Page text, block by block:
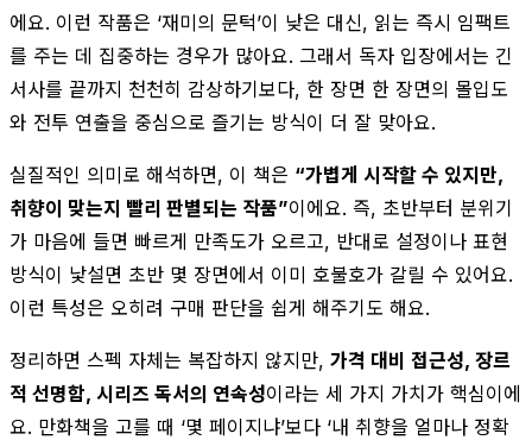
에요. 이런 작품은 ‘재미의 문턱’이 낮은 대신, 읽는 즉시 임팩트
를 주는 데 집중하는 경우가 많아요. 그래서 독자 입장에서는 긴
서사를 끝까지 천천히 감상하기보다, 한 장면 한 장면의 몰입도
와 전투 연출을 중심으로 즐기는 방식이 더 잘 맞아요.
실질적인 의미로 해석하면, 이 책은 “가볍게 시작할 수 있지만,
취향이 맞는지 빨리 판별되는 작품”이에요. 즉, 초반부터 분위기
가 마음에 들면 빠르게 만족도가 오르고, 반대로 설정이나 표현
방식이 낯설면 초반 몇 장면에서 이미 호불호가 갈릴 수 있어요.
이런 특성은 오히려 구매 판단을 쉽게 해주기도 해요.
정리하면 스펙 자체는 복잡하지 않지만, 가격 대비 접근성, 장르
적 선명함, 시리즈 독서의 연속성이라는 세 가지 가치가 핵심이에
요. 만화책을 고를 때 ‘몇 페이지냐’보다 ‘내 취향을 얼마나 정확